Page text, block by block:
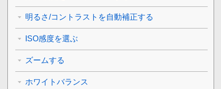
明るさ/コントラストを自動補正する
ISO感度を選ぶ
ズームする
ホワイトバランス